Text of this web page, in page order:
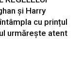
și Harry
cu prințul
urmărește atent